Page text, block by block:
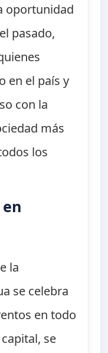
oportunidad
pasado,
en el país y
con la
más
los
la
se celebra
en todo
se